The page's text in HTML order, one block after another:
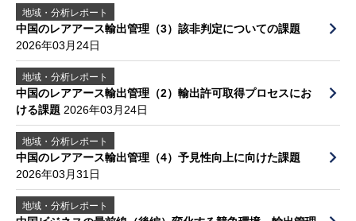
地域・分析レポート
中国のレアアース輸出管理（3）該非判定についての課題
2026年03月24日
地域・分析レポート
中国のレアアース輸出管理（2）輸出許可取得プロセスにお
ける課題 2026年03月24日
地域・分析レポート
中国のレアアース輸出管理（4）予見性向上に向けた課題
2026年03月31日
地域・分析レポート